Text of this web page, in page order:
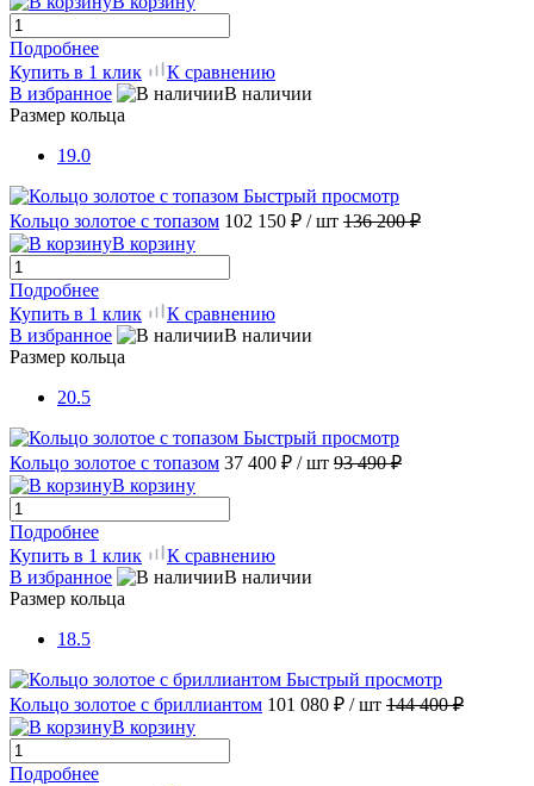
Подробнее
Купить в 1 клик
К сравнению
В избранное
В наличии
Размер кольца
19.0
Быстрый просмотр
Кольцо золотое с топазом 102 150 ₽ / шт 136 200 ₽
В корзину
Подробнее
Купить в 1 клик
К сравнению
В избранное
В наличии
Размер кольца
20.5
Быстрый просмотр
Кольцо золотое с топазом 37 400 ₽ / шт 93 490 ₽
В корзину
Подробнее
Купить в 1 клик
К сравнению
В избранное
В наличии
Размер кольца
18.5
Быстрый просмотр
Кольцо золотое с бриллиантом 101 080 ₽ / шт 144 400 ₽
В корзину
Подробнее